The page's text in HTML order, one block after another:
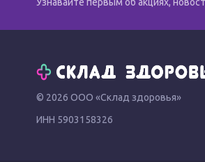
© 2026 ООО «Склад здоровья»
ИНН 5903158326